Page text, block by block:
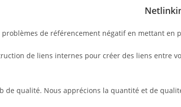
de référencement négatif en mettant en
de liens internes pour créer des liens
de qualité. Nous apprécions la quantité et de